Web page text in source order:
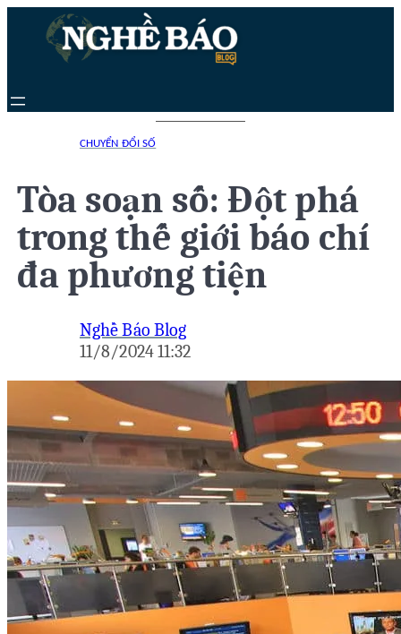
Chuyển
dung
CHUYỂN ĐỔI SỐ
Tòa soạn số: Đột phá
trong thế giới báo chí
đa phương tiện
Nghề Báo Blog
11/8/2024 11:32